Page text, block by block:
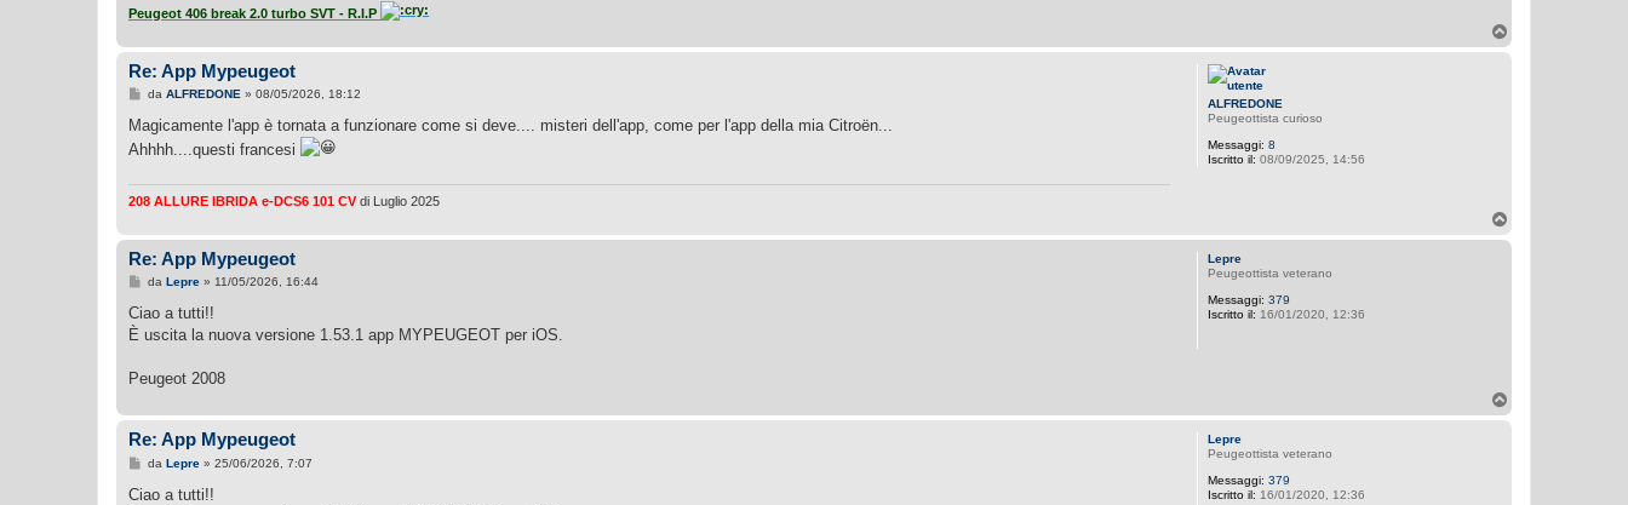
Peugeot 406 break 2.0 turbo SVT - R.I.P
o
ALFREDONE
Peugeottista curioso
Messaggi: 8
Iscritto il: 08/09/2025, 14:56
Re: App Mypeugeot
M
s
a
i
o
da ALFREDONE» 08/05/2026, 18:12
Magicamente l'app è tornata a funzionare come si deve.... misteri dell'app, come per l'app della mia Citroën...
Ahhhh....questi francesi
208 ALLURE IBRIDA e-DCS6 101 CV di Luglio 2025
Lepre
Peugeottista veterano
Messaggi: 379
Iscritto il: 16/01/2020, 12:36
Re: App Mypeugeot
M
s
a
i
da Lepre» 11/05/2026, 16:44
Ciao a tutti!!
È uscita la nuova versione 1.53.1 app MYPEUGEOT per iOS.
Peugeot 2008
Lepre
Peugeottista veterano
Messaggi: 379
Iscritto il: 16/01/2020, 12:36
Re: App Mypeugeot
M
s
da Lepre» 25/06/2026, 7:07
Ciao a tutti!!